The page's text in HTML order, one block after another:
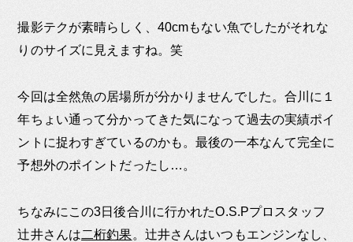
撮影テクが素晴らしく、40cmもない魚でしたがそれな
りのサイズに見えますね。笑
今回は全然魚の居場所が分かりませんでした。合川に１
年ちょい通って分かってきた気になって過去の実績ポイ
ントに捉わすぎているのかも。最後の一本なんて完全に
予想外のポイントだったし…。
ちなみにこの3日後合川に行かれたO.S.Pプロスタッフ
辻井さんは二桁釣果。辻井さんはいつもエンジンなし、